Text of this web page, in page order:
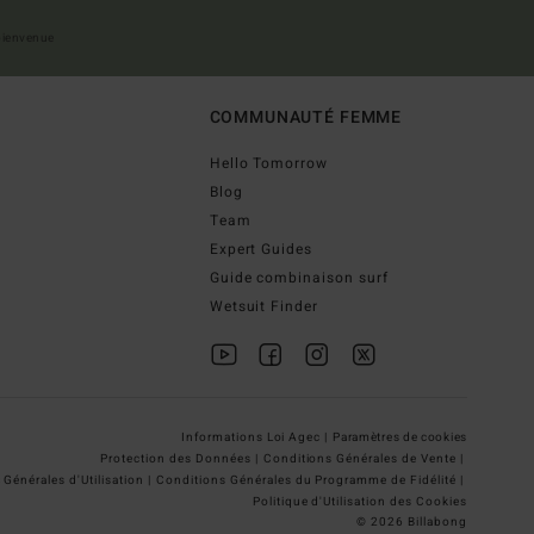
COMMUNAUTÉ FEMME
Hello Tomorrow
Blog
Team
Expert Guides
Guide combinaison surf
Wetsuit Finder
Informations Loi Agec | Paramètres de cookies
Protection des Données | Conditions Générales de Vente |
d'Utilisation | Conditions Générales du Programme de Fidélité |
Politique d'Utilisation des Cookies
© 2026 Billabong